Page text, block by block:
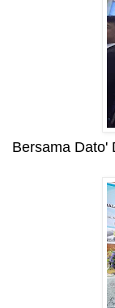
Bersama Dato'